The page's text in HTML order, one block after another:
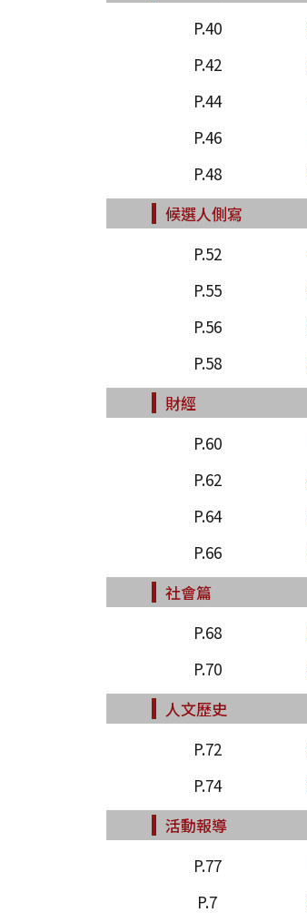
P.40
P.42
P.44
P.46
P.48
候選人側寫
P.52
P.55
P.56
P.58
財經
P.60
P.62
P.64
P.66
社會篇
P.68
P.70
人文歷史
P.72
P.74
活動報導
P.77
P.7